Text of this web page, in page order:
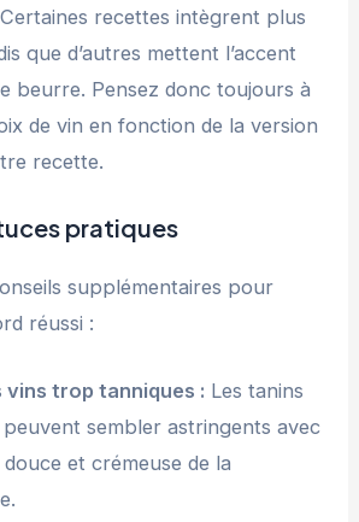
recettes intègrent plus
que d’autres mettent l’accent
beurre. Pensez donc toujours à
de vin en fonction de la version
recette.
pratiques
supplémentaires pour
réussi :
vins trop tanniques : Les tanins
sembler astringents avec
et crémeuse de la